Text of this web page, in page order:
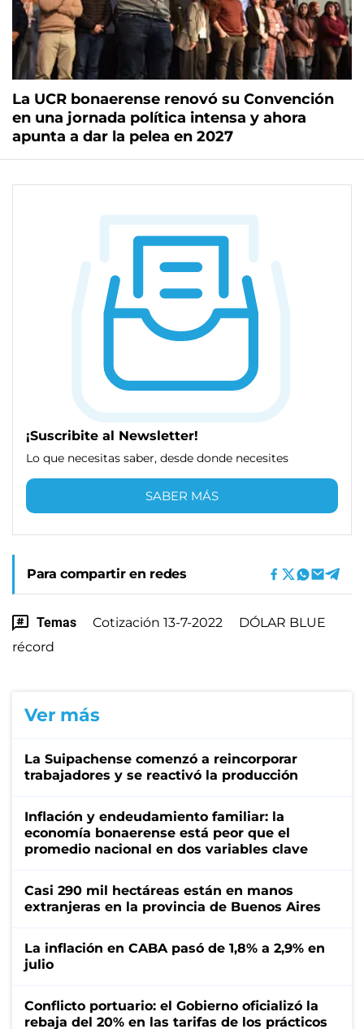
La UCR bonaerense renovó su Convención
en una jornada política intensa y ahora
apunta a dar la pelea en 2027
¡Suscribite al Newsletter!
Lo que necesitas saber, desde donde necesites
SABER MÁS
Para compartir en redes
Temas Cotización 13-7-2022
DÓLAR BLUE
récord
Ver más
La Suipachense comenzó a reincorporar
trabajadores y se reactivó la producción
Inflación y endeudamiento familiar: la
economía bonaerense está peor que el
promedio nacional en dos variables clave
Casi 290 mil hectáreas están en manos
extranjeras en la provincia de Buenos Aires
La inflación en CABA pasó de 1,8% a 2,9% en
julio
Conflicto portuario: el Gobierno oficializó la
rebaja del 20% en las tarifas de los prácticos